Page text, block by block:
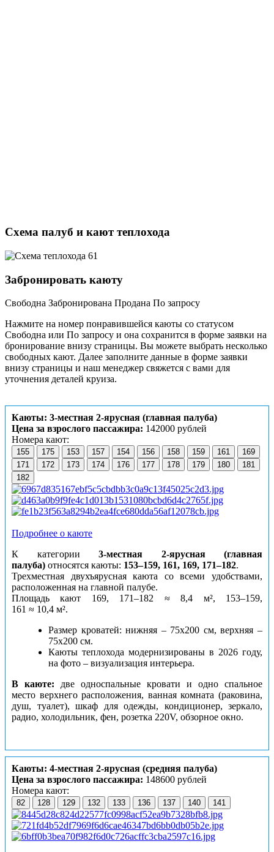
Схема палуб и кают теплохода
Забронировать каюту
Свободна Забронирована Продана По запросу
Нажмите на номер понравившейся каюты со статусом
Свободна или По запросу и она сохранится в форме заявки на
бронирование внизу страницы. Вы можете выбрать несколько
свободных кают. Далее заполните данные в форме заявки
внизу страницы и наш менеджер свяжется с вами для
уточнения деталей круиза.
Каюты: 3-местная 2-ярусная (главная палуба)
Цена за взрослого пассажира: 142000 рублей
Номера кают:
155 175 153 157 154 156 158 159 161
169
171
172 173 174 176 177 178 179 180
181
182
Подробнее о каюте
К категории 3-местная 2-ярусная (главная
палуба) относятся каюты: 153–159, 161, 169, 171–182.
Трехместная двухъярусная каюта со всеми удобствами,
расположенная на главной палубе.
Площадь кают 169, 171–182 ≈ 8,4 м², 153–159,
161 ≈ 10,4 м².
Размер кроватей: нижняя – 75х200 см, верхняя –
75х200 см.
Каюты теплохода модернизированы в 2026 году,
на фото – визуализация интерьера.
В каюте: две односпальные кровати и одно спальное
место верхнего расположения, ванная комната (раковина,
душ, туалет), шкаф для одежды, кондиционер, зеркало,
радио, холодильник, фен, розетка 220V, обзорное окно.
Каюты: 4-местная 2-ярусная (средняя палуба)
Цена за взрослого пассажира: 148600 рублей
Номера кают:
82 128 129 132 133 136 137 140 141